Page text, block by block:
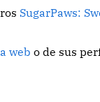
SugarPaws:
web o de sus